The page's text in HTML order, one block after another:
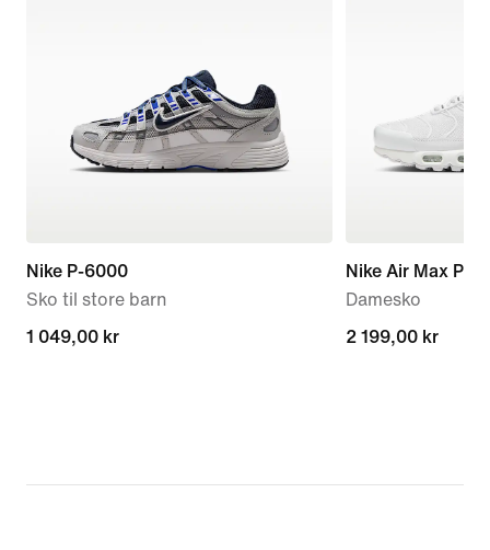
Nike P-6000
Sko til store barn
1 049,00 kr
1 049,00 kr
Nike Air Max Plus
Damesko
2 199,00 kr
2 199,00 kr